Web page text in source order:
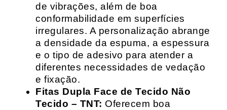
de vibrações, além de boa
conformabilidade em superfícies
irregulares. A personalização abrange
a densidade da espuma, a espessura
e o tipo de adesivo para atender a
diferentes necessidades de vedação
e fixação.
Fitas Dupla Face de Tecido Não
Tecido – TNT: Oferecem boa